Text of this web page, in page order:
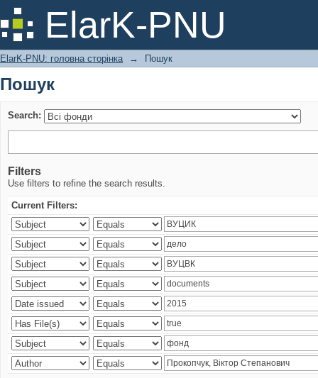
ElarK-PNU
Пошук
ElarK-PNU: головна сторінка → Пошук
Пошук
Search:
Filters
Use filters to refine the search results.
Current Filters: